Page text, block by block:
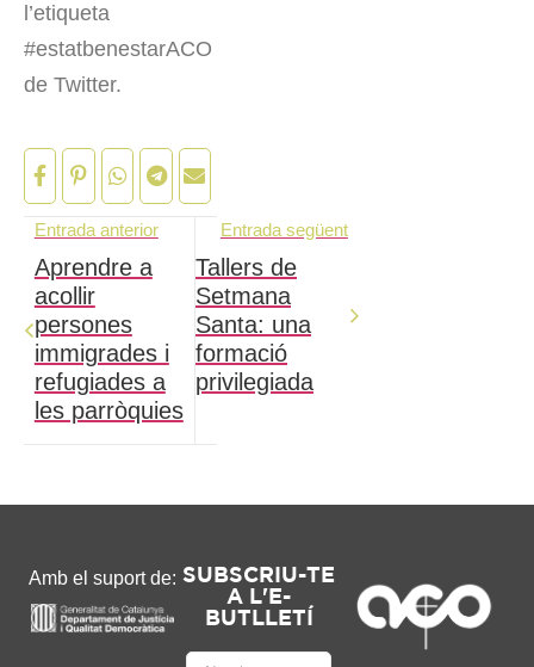
l’etiqueta
#estatbenestarACO
de Twitter.
Entrada anterior
Aprendre a
acollir
persones
immigrades i
refugiades a
les parròquies
Entrada següent
Tallers de
Setmana
Santa: una
formació
privilegiada
Amb el suport de: SUBSCRIU-TE
A L'E-
BUTLLETÍ